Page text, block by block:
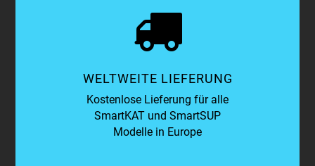
WELTWEITE LIEFERUNG
Kostenlose Lieferung für alle
SmartKAT und SmartSUP
Modelle in Europe